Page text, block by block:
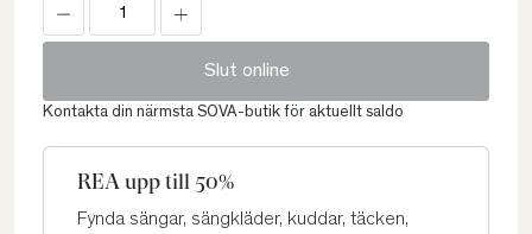
Slut online
Kontakta din närmsta SOVA-butik för aktuellt saldo
REA upp till 50%
Fynda sängar, sängkläder, kuddar, täcken,